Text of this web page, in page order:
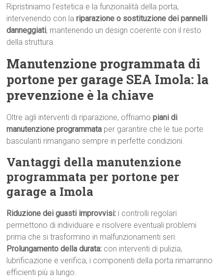
Ripristiniamo l’estetica e la funzionalità della porta,
intervenendo con lariparazione o sostituzione dei pannelli
danneggiati, mantenendo un design coerente con il resto
della struttura.
Manutenzione programmata di
portone per garage SEA Imola: la
prevenzione è la chiave
Oltre agli interventi di riparazione, offriamopiani di
manutenzione programmata per garantire che le tue porte
basculanti rimangano sempre in perfette condizioni.
Vantaggi della manutenzione
programmata per portone per
garage a Imola
Riduzione dei guasti improvvisi: i controlli regolari
permettono di individuare e risolvere eventuali problemi
prima che si trasformino in malfunzionamenti seri.
Prolungamento della durata: con interventi di pulizia,
lubrificazione e verifica, i componenti della porta rimarranno
efficienti più a lungo.